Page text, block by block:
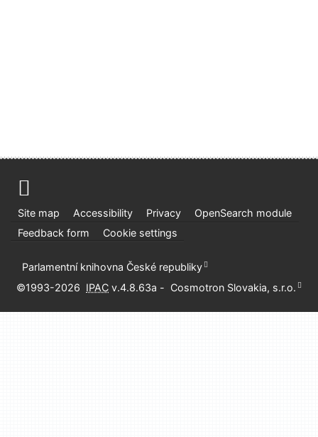
Site map Accessibility Privacy
OpenSearch module
Feedback form
Cookie settings
Parlamentní knihovna České republiky
©1993-2026 IPAC v.4.8.63a - Cosmotron Slovakia, s.r.o.